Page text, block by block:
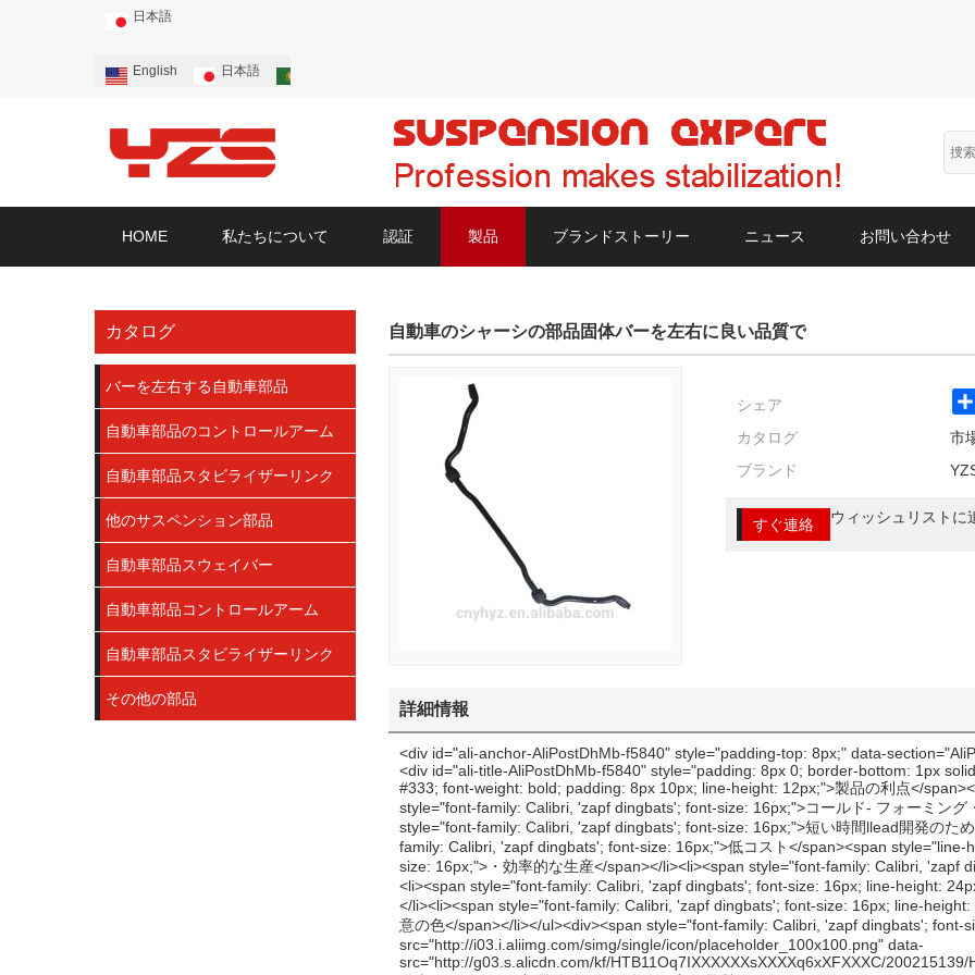
日本語
English 日本語
HOME 私たちについて 認証 製品 ブランドストーリー ニュース お問い合わせ
カタログ
バーを左右する自動車部品
自動車部品のコントロールアーム
自動車部品スタビライザーリンク
他のサスペンション部品
自動車部品スウェイバー
自動車部品コントロールアーム
自動車部品スタビライザーリンク
その他の部品
自動車のシャーシの部品固体バーを左右に良い品質で
シェア
カタログ
市
ブランド
すぐ連絡 ウィッシュリストに
詳細情報
<div id="ali-anchor-AliPostDhMb-f5840" style="padding-top: 8px;" data-section="AliPostDhMb-f5840" data-section-title="Product Benefit"><div id="ali-title-AliPostDhMb-f5840" style="padding: 8px 0; border-bottom: 1px solid #ddd;"><span style="background-color: #ddd; color: #333; font-weight: bold; padding: 8px 10px; line-height: 12px;">製品の利点</span></div><div style="padding: 10px 0;"><p><span style="font-family: Calibri, 'zapf dingbats'; font-size: 16px;">コールド- フォーミング・熱間成形プロセス</span></p><ul><li><span style="font-family: Calibri, 'zapf dingbats'; font-size: 16px;">短い時間llead開発のための</span></li><li><span style="line-height: 24px; font-family: Calibri, 'zapf dingbats'; font-size: 16px;">低コスト</span><span style="line-height: 24px; font-family: Calibri, 'zapf dingbats'; font-size: 16px;">・効率的な生産</span></li><li><span style="font-family: Calibri, 'zapf dingbats'; font-size: 16px;">直径16- 40mm</span></li><li><span style="font-family: Calibri, 'zapf dingbats'; font-size: 16px; line-height: 24px;">と良好な機械的性質良い- を探してい形状</span></li><li><span style="font-family: Calibri, 'zapf dingbats'; font-size: 16px; line-height: 24px;">穴の任意の種類、 あなたが選ぶことができる任意の色</span></li></ul><div><span style="font-family: Calibri, 'zapf dingbats'; font-size: medium;"><span style="line-height: 24px;"><img src="http://i03.i.aliimg.com/simg/single/icon/placeholder_100x100.png" data-src="http://g03.s.alicdn.com/kf/HTB11Oq7IXXXXXXsXXXXq6xXFXXXC/200215139/HTB11Oq7IXXXXXXsXXXXq6xXFXXXC.jpg" data-alt="自動車のシャーシの部品固体バーを左右に良い品質で" ori-width="962" ori-height="506" /> <noscript><img src="http://g03.s.alicdn.com/kf/HTB11Oq7IXXXXXXsXXXXq6xXFXXXC/200215139/HTB11Oq7IXXXXXXsXXXXq6xXFXXXC.jpg" alt="自動車のシャーシの部品固体バーを左右に良い品質で" ori-width="962" ori-height="506"></noscript> <span>&nbsp;</span></span></span></div></div></div><div id="ali-anchor-AliPostDhMb-iq3de" style="padding-top: 8px;" data-section="AliPostDhMb-iq3de" data-section-title="Packaging & Shipping"><div id="ali-title-AliPostDhMb-iq3de" style="padding: 8px 0; border-bottom: 1px solid #ddd;"><span style="background-color: #ddd; color: #333; font-weight: bold; padding: 8px 10px; line-height: 12px;">送料・包装</span></div><div style="padding: 10px 0;"><div><span style="font-size: 16px; font-family: Calibri, 'zapf dingbats';">1.包装: netural包装あるいは顧客ごとの要件。</span><br><span style="font-size: 16px; font-family: Calibri, 'zapf dingbats';">2.納期: 30-45days高度な沈殿物を受け取った後、。</span></div><div><img src="http://i03.i.aliimg.com/simg/single/icon/placeholder_100x100.png" data-src="http://g04.s.alicdn.com/kf/HTB1_aqAIXXXXXXGXVXXq6xXFXXXG/200215139/HTB1_aqAIXXXXXXGXVXXq6xXFXXXG.jpg" data-alt="自動車のシャーシの部品固体バーを左右に良い品質で" ori-width="497" ori-height="497" /> <noscript><img src="http://g04.s.alicdn.com/kf/HTB1_aqAIXXXXXXGXVXXq6xXFXXXG/200215139/HTB1_aqAIXXXXXXGXVXXq6xXFXXXG.jpg" alt="自動車のシャーシの部品固体バーを左右に良い品質で" ori-width="497" ori-height="497"></noscript> </div><div><img src="http://i03.i.aliimg.com/simg/single/icon/placeholder_100x100.png" data-src="http://g03.s.alicdn.com/kf/HTB17hCIIXXXXXXIXFXXq6xXFXXXL/200215139/HTB17hCIIXXXXXXIXFXXq6xXFXXXL.jpg" data-alt="自動車のシャーシの部品固体バーを左右に良い品質で" ori-width="780" ori-height="585" /> <noscript><img src="http://g03.s.alicdn.com/kf/HTB17hCIIXXXXXXIXFXXq6xXFXXXL/200215139/HTB17hCIIXXXXXXIXFXXq6xXFXXXL.jpg" alt="自動車のシャーシの部品固体バーを左右に良い品質で" ori-width="780" ori-height="585"></noscript> <span>&nbsp;</span></div></div></div><div id="ali-anchor-AliPostDhMb-6sv9g" style="padding-top: 8px;" data-section="AliPostDhMb-6sv9g" data-section-title="Our Services"><div id="ali-title-AliPostDhMb-6sv9g" style="padding: 8px 0; border-bottom: 1px solid #ddd;"><span style="background-color: #ddd; color: #333; font-weight: bold; padding: 8px 10px; line-height: 12px;">私たちのサービス</span></div><div style="padding: 10px 0;"><ul><li><span style="line-height: 24px; font-family: Calibri, 'zapf dingbats'; font-size: 16px;">品質: すべての部品は厳しい品質管理のもと生産時と渡されたts1694によって、 iso9001:2009。</span><span style="line-height: 24px; font-family: Calibri, 'zapf dingbats'; font-size: 16px;">我々は先進的な設備と検査システム。</span></li><li><span style="line-height: 24px; font-family: Calibri, 'zapf dingbats'; font-size: 16px;">価格: 競争力のある価格とあなたのために最高のサービス。 より多量の、 低価格。</span></li><li><span style="line-height: 24px; font-family: Calibri, 'zapf dingbats'; font-size: 16px;">エッチングなどの製品に当たりバイヤーの要求とデザイン</span></li><li><span style="line-height: 24px; font-family: Calibri, 'zapf dingbats'; font-size: 16px;">興味のある方は当社の製品に、 ことを躊躇しないでください私達に連絡する、 私たちは、 あなたが私達の最もよいサービス。 我々は楽しみにしていますあなたと協力がお互いに有利な状況を作り出し。</span></li></ul><div><span style="font-family: Calibri, 'zapf dingbats'; font-size: medium;"><span style="line-height: 24px;"><img src="http://i03.i.aliimg.com/simg/single/icon/placeholder_100x100.png" data-src="http://g02.s.alicdn.com/kf/HTB1wb5HIXXXXXaGXFXXq6xXFXXXn/200215139/HTB1wb5HIXXXXXaGXFXXq6xXFXXXn.jpg" data-alt="自動車のシャーシの部品固体バーを左右に良い品質で" ori-width="497" ori-height="497" /> <noscript><img src="http://g02.s.alicdn.com/kf/HTB1wb5HIXXXXXaGXFXXq6xXFXXXn/200215139/HTB1wb5HIXXXXXaGXFXXq6xXFXXXn.jpg" alt="自動車のシャーシの部品固体バーを左右に良い品質で" ori-width="497" ori-height="497"></noscript> <img src="http://i03.i.aliimg.com/simg/single/icon/placeholder_100x100.png" data-src="http://g04.s.alicdn.com/kf/HTB1T2iQIXXXXXa.XpXXq6xXFXXXy/200215139/HTB1T2iQIXXXXXa.XpXXq6xXFXXXy.jpg" data-alt="自動車のシャーシの部品固体バーを左右に良い品質で" ori-width="780" ori-height="1286" /> <noscript><img src="http://g04.s.alicdn.com/kf/HTB1T2iQIXXXXXa.XpXXq6xXFXXXy/200215139/HTB1T2iQIXXXXXa.XpXXq6xXFXXXy.jpg" alt="自動車のシャーシの部品固体バーを左右に良い品質で" ori-width="780" ori-height="1286"></noscript> <img src="http://i03.i.aliimg.com/simg/single/icon/placeholder_100x100.png" data-src="http://g02.s.alicdn.com/kf/HTB1rPePIXXXXXauXpXXq6xXFXXXA/200215139/HTB1rPePIXXXXXauXpXXq6xXFXXXA.jpg" data-alt="自動車のシャーシの部品固体バーを左右に良い品質で" ori-width="780" ori-height="1286" /> <noscript><img src="http://g02.s.alicdn.com/kf/HTB1rPePIXXXXXauXpXXq6xXFXXXA/200215139/HTB1rPePIXXXXXauXpXXq6xXFXXXA.jpg" alt="自動車のシャーシの部品固体バーを左右に良い品質で" ori-width="780" ori-height="1286"></noscript> <span>&nbsp;</span></span></span></div></div></div><div id="ali-anchor-AliPostDhMb-mw0q9" style="padding-top: 8px;" data-section="AliPostDhMb-